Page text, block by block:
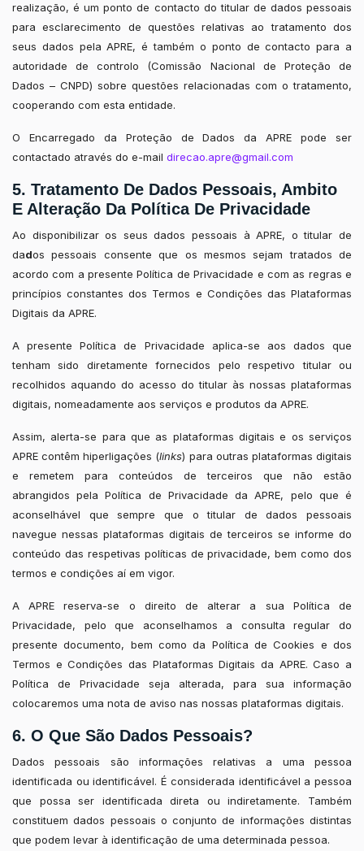
realização, é um ponto de contacto do titular de dados pessoais
para esclarecimento de questões relativas ao tratamento dos
seus dados pela APRE, é também o ponto de contacto para a
autoridade de controlo (Comissão Nacional de Proteção de
Dados – CNPD) sobre questões relacionadas com o tratamento,
cooperando com esta entidade.
O Encarregado da Proteção de Dados da APRE pode ser
contactado através do e-mail direcao.apre@gmail.com
5. Tratamento De Dados Pessoais, Ambito
E Alteração Da Política De Privacidade
Ao disponibilizar os seus dados pessoais à APRE, o titular de
dados pessoais consente que os mesmos sejam tratados de
acordo com a presente Política de Privacidade e com as regras e
princípios constantes dos Termos e Condições das Plataformas
Digitais da APRE.
A presente Política de Privacidade aplica-se aos dados que
tenham sido diretamente fornecidos pelo respetivo titular ou
recolhidos aquando do acesso do titular às nossas plataformas
digitais, nomeadamente aos serviços e produtos da APRE.
Assim, alerta-se para que as plataformas digitais e os serviços
APRE contêm hiperligações (links) para outras plataformas digitais
e remetem para conteúdos de terceiros que não estão
abrangidos pela Política de Privacidade da APRE, pelo que é
aconselhável que sempre que o titular de dados pessoais
navegue nessas plataformas digitais de terceiros se informe do
conteúdo das respetivas políticas de privacidade, bem como dos
termos e condições aí em vigor.
A APRE reserva-se o direito de alterar a sua Política de
Privacidade, pelo que aconselhamos a consulta regular do
presente documento, bem como da Política de Cookies e dos
Termos e Condições das Plataformas Digitais da APRE. Caso a
Política de Privacidade seja alterada, para sua informação
colocaremos uma nota de aviso nas nossas plataformas digitais.
6. O Que São Dados Pessoais?
Dados pessoais são informações relativas a uma pessoa
identificada ou identificável. É considerada identificável a pessoa
que possa ser identificada direta ou indiretamente. Também
constituem dados pessoais o conjunto de informações distintas
que podem levar à identificação de uma determinada pessoa.